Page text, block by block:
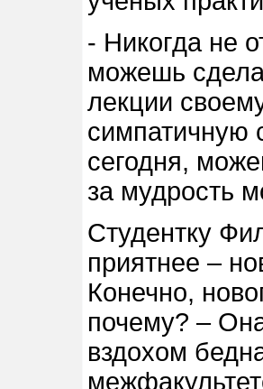
- Никогда не
можешь
лекции
симпатичную
сегодня,
за мудрость
Студентку
приятнее –
Конечно,
почему? –
вздохом